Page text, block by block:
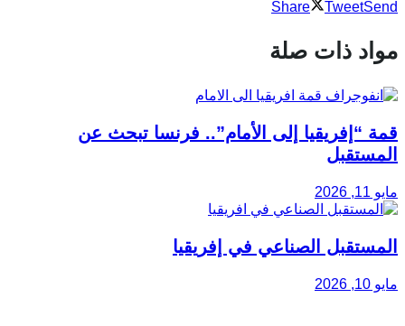
Share TweetSend
مواد ذات صلة
قمة “إفريقيا إلى الأمام”.. فرنسا تبحث عن
المستقبل
مايو 11, 2026
المستقبل الصناعي في إفريقيا
مايو 10, 2026